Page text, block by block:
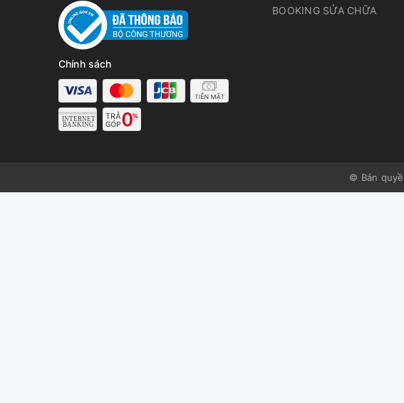
Chính sách
BOOKING SỬA CHỮA
© Bản